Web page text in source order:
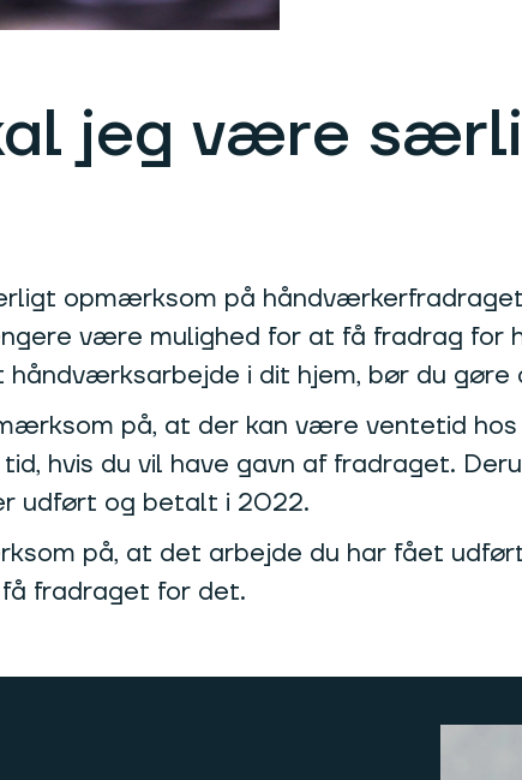
jeg være
opmærksom på
være mulighed for at få fradrag for
i dit hjem, bør du
på, at der kan være ventetid
hvis du vil have gavn af fradraget.
udført og betalt i 2022.‍
på, at det arbejde du har fået
fradraget for det.